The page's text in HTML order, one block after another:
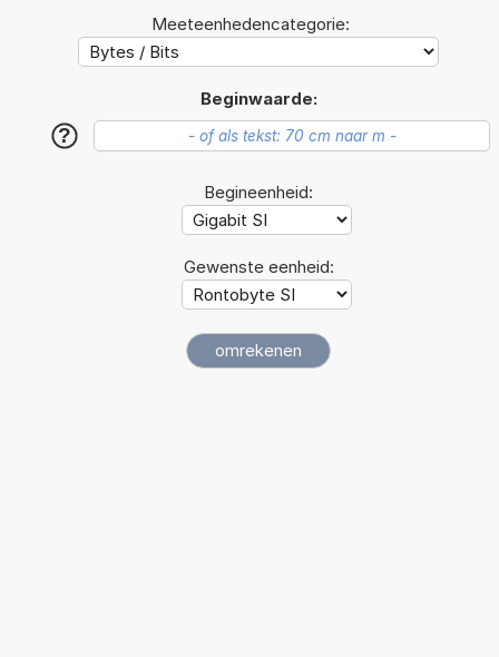
Meeteenhedencategorie:
Beginwaarde:
?
Begineenheid:
Gewenste eenheid: